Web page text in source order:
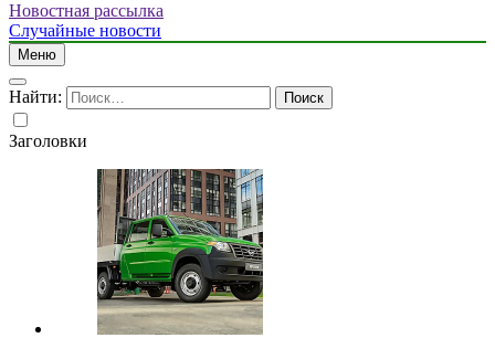
Новостная рассылка
Случайные новости
Меню
Найти:
Заголовки